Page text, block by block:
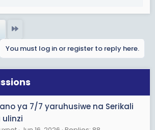
You must log in or register to reply here.
ya 7/7 yaruhusiwe na Serikali
ulinzi